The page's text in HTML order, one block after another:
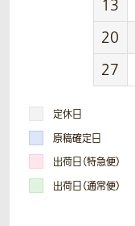
13
20
27
定休日
原稿確定日
出荷日（特急便）
出荷日（通常便）